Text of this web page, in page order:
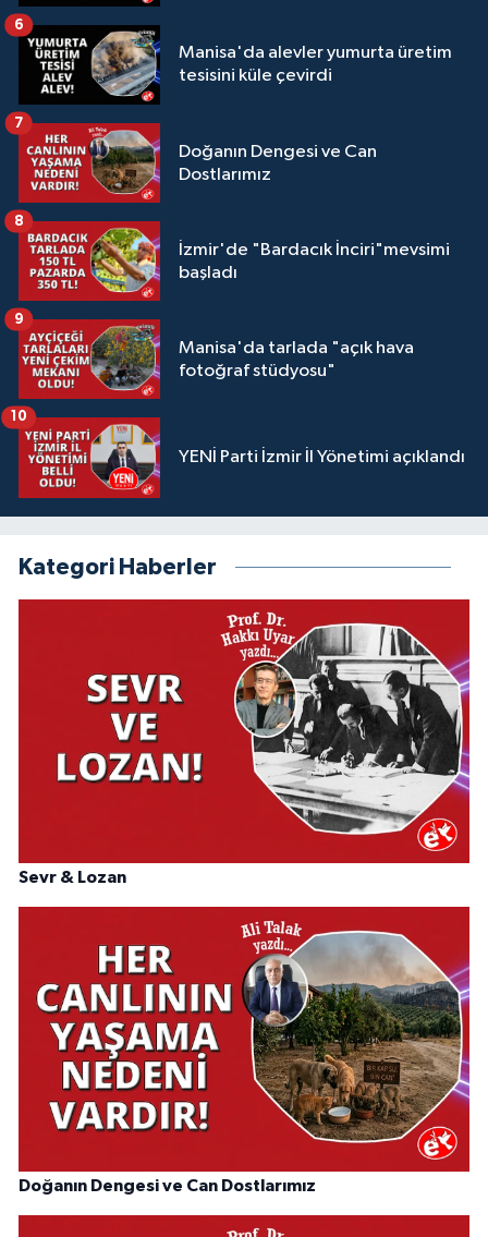
Manisa'da alevler yumurta üretim
tesisini küle çevirdi
6
Doğanın Dengesi ve Can
Dostlarımız
7
İzmir'de "Bardacık İnciri"mevsimi
başladı
8
Manisa'da tarlada "açık hava
fotoğraf stüdyosu"
9
YENİ Parti İzmir İl Yönetimi açıklandı
10
Kategori Haberler
Sevr & Lozan
Doğanın Dengesi ve Can Dostlarımız